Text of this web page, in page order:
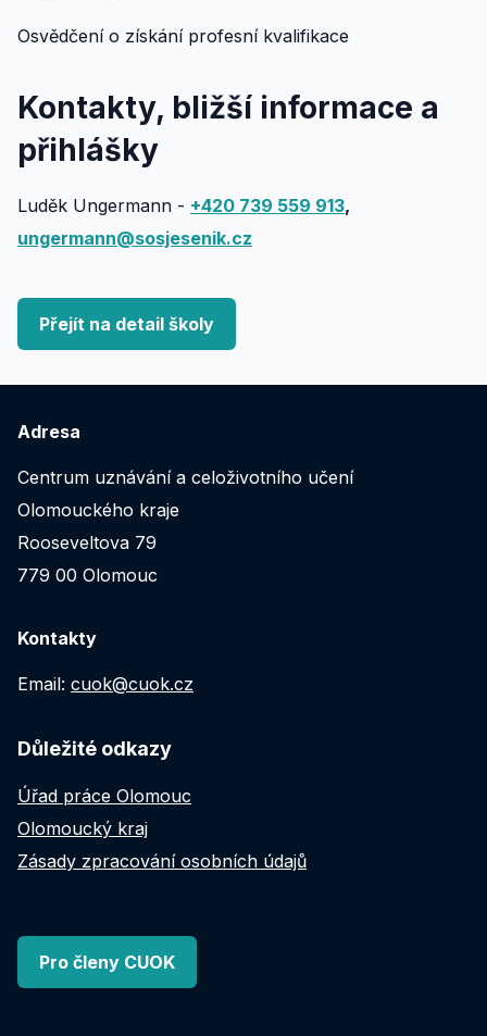
Osvědčení o získání profesní kvalifikace
Kontakty, bližší informace a
přihlášky
Luděk Ungermann - +420 739 559 913,
ungermann@sosjesenik.cz
Přejít na detail školy
Adresa
Centrum uznávání a celoživotního učení
Olomouckého kraje
Rooseveltova 79
779 00 Olomouc
Kontakty
Email: cuok@cuok.cz
Důležité odkazy
Úřad práce Olomouc
Olomoucký kraj
Zásady zpracování osobních údajů
Pro členy CUOK